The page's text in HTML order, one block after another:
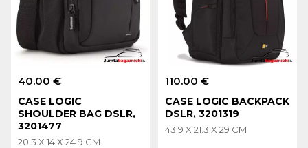
40.00 €
CASE LOGIC
SHOULDER BAG DSLR,
3201477
20.3 X 14 X 24.9 CM
110.00 €
CASE LOGIC BACKPACK
DSLR, 3201319
43.9 X 21.3 X 29 CM